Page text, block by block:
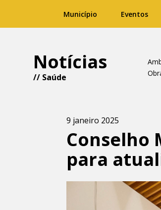
Município Eventos
Notícias
// Saúde
9 janeiro 2025
Conselho
para